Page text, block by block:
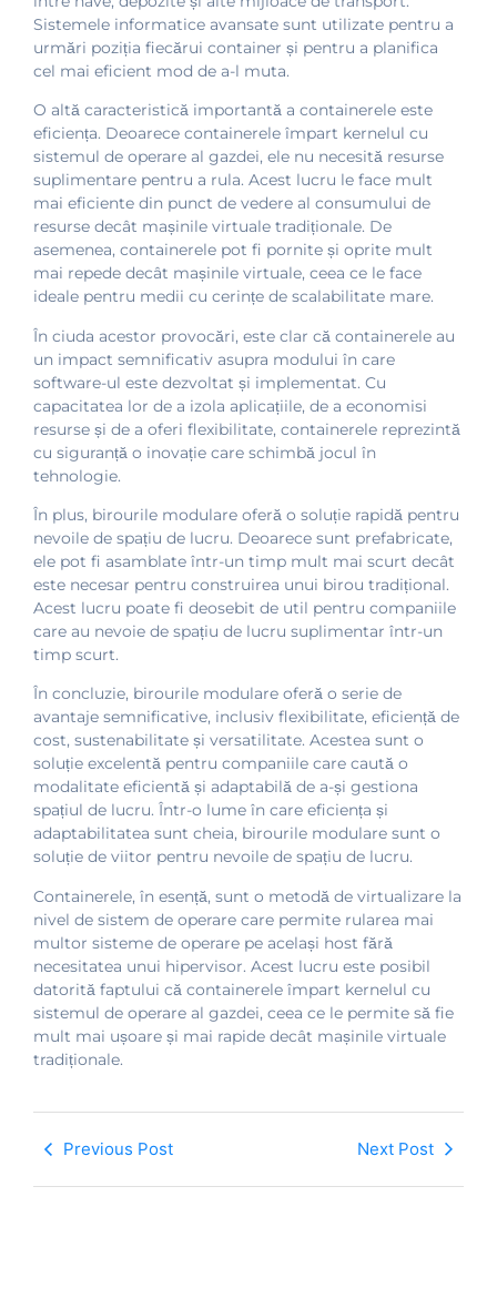
Sistemele informatice avansate sunt utilizate pentru a
urmări poziția fiecărui container și pentru a planifica
cel mai eficient mod de a-l muta.
O altă caracteristică importantă a containerele este
eficiența. Deoarece containerele împart kernelul cu
sistemul de operare al gazdei, ele nu necesită resurse
suplimentare pentru a rula. Acest lucru le face mult
mai eficiente din punct de vedere al consumului de
resurse decât mașinile virtuale tradiționale. De
asemenea, containerele pot fi pornite și oprite mult
mai repede decât mașinile virtuale, ceea ce le face
ideale pentru medii cu cerințe de scalabilitate mare.
În ciuda acestor provocări, este clar că containerele au
un impact semnificativ asupra modului în care
software-ul este dezvoltat și implementat. Cu
capacitatea lor de a izola aplicațiile, de a economisi
resurse și de a oferi flexibilitate, containerele reprezintă
cu siguranță o inovație care schimbă jocul în
tehnologie.
În plus, birourile modulare oferă o soluție rapidă pentru
nevoile de spațiu de lucru. Deoarece sunt prefabricate,
ele pot fi asamblate într-un timp mult mai scurt decât
este necesar pentru construirea unui birou tradițional.
Acest lucru poate fi deosebit de util pentru companiile
care au nevoie de spațiu de lucru suplimentar într-un
timp scurt.
În concluzie, birourile modulare oferă o serie de
avantaje semnificative, inclusiv flexibilitate, eficiență de
cost, sustenabilitate și versatilitate. Acestea sunt o
soluție excelentă pentru companiile care caută o
modalitate eficientă și adaptabilă de a-și gestiona
spațiul de lucru. Într-o lume în care eficiența și
adaptabilitatea sunt cheia, birourile modulare sunt o
soluție de viitor pentru nevoile de spațiu de lucru.
Containerele, în esență, sunt o metodă de virtualizare la
nivel de sistem de operare care permite rularea mai
multor sisteme de operare pe același host fără
necesitatea unui hipervisor. Acest lucru este posibil
datorită faptului că containerele împart kernelul cu
sistemul de operare al gazdei, ceea ce le permite să fie
mult mai ușoare și mai rapide decât mașinile virtuale
tradiționale.
Previous Post Next Post